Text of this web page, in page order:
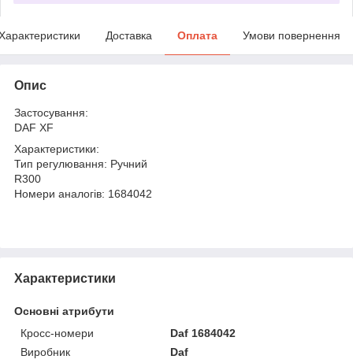
Доставка Оплата Умови повернення
Опис
Застосування:
DAF XF
Характеристики:
Тип регулювання: Ручний
R300
Номери аналогів: 1684042
Характеристики
Основні атрибути
Кросс-номери
Daf 1684042
Виробник
Daf